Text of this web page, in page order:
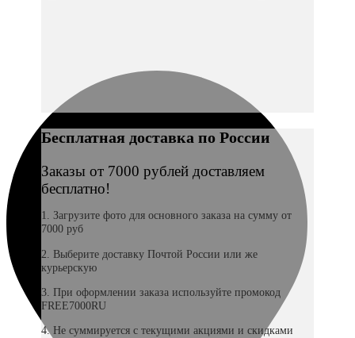
Бесплатная доставка по России
Заказы от 7000 рублей доставляем
бесплатно!
1. Загрузите фото для основного заказа на сумму от
7000 руб
2. Выберите доставку Почтой России или же
курьерскую
3. При оформлении заказа используйте промокод
FREE7000RU
4. Не суммируется с текущими акциями и скидками